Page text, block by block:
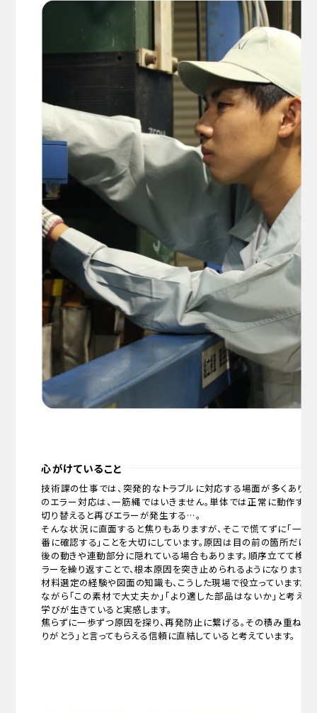
心がけていること
技術課の仕事では、突発的なトラブルに対応する場面が多くありま
のエラー対応は、一筋縄ではいきません。単体では正常に動作する
切り替えると再びエラーが発生する…。
そんな状況に直面すると焦りもありますが、そこで慌てずに「一つ
番に確認する」ことを大切にしています。原因は目の前の箇所だけ
後の動きや連動部分に隠れている場合もあります。順序立てて検証
ラーを繰り返すことで、根本原因を突き止められるようになります
材料選定の経験や図面の知識も、こうした現場で役立っています。
ながら「この素材で大丈夫か」「より適した部品はないか」と考え
学びが生きていると実感します。
焦らずに一歩ずつ原因を探り、再発防止に繋げる。その積み重ねこ
りがとう」と言ってもらえる信頼に直結していると考えています。